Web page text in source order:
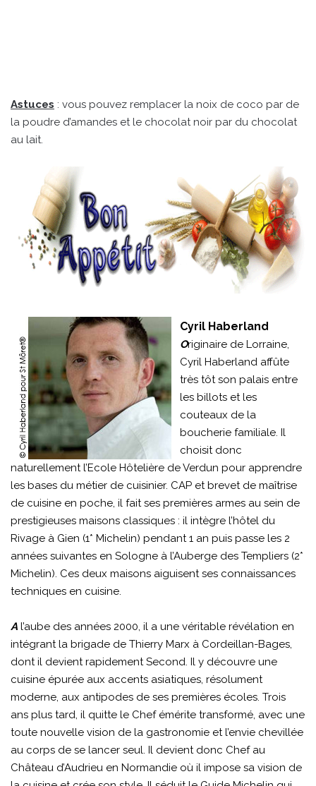
Astuces : vous pouvez remplacer la noix de coco par de
la poudre d’amandes et le chocolat noir par du chocolat
au lait.
Cyril Haberland
Originaire de Lorraine,
Cyril Haberland affûte
très tôt son palais entre
les billots et les
couteaux de la
boucherie familiale. Il
choisit donc
naturellement l’Ecole Hôtelière de Verdun pour apprendre
les bases du métier de cuisinier. CAP et brevet de maîtrise
de cuisine en poche, il fait ses premières armes au sein de
prestigieuses maisons classiques : il intègre l’hôtel du
Rivage à Gien (1* Michelin) pendant 1 an puis passe les 2
années suivantes en Sologne à l’Auberge des Templiers (2*
Michelin). Ces deux maisons aiguisent ses connaissances
techniques en cuisine.
A l’aube des années 2000, il a une véritable révélation en
intégrant la brigade de Thierry Marx à Cordeillan-Bages,
dont il devient rapidement Second. Il y découvre une
cuisine épurée aux accents asiatiques, résolument
moderne, aux antipodes de ses premières écoles. Trois
ans plus tard, il quitte le Chef émérite transformé, avec une
toute nouvelle vision de la gastronomie et l’envie chevillée
au corps de se lancer seul. Il devient donc Chef au
Château d’Audrieu en Normandie où il impose sa vision de